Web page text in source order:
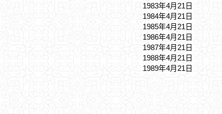
1983年4月21日
1984年4月21日
1985年4月21日
1986年4月21日
1987年4月21日
1988年4月21日
1989年4月21日